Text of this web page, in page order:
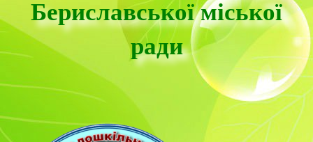
Бериславської міської
ради